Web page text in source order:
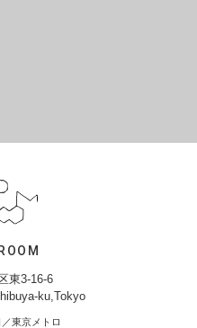
東3-16-6
ku,Tokyo
東京メトロ